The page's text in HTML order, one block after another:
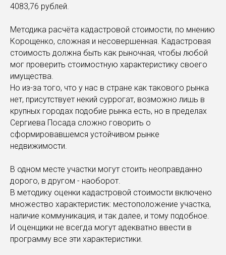
4083,76 рублей.
Методика расчёта кадастровой стоимости, по мнению
Корощенко, сложная и несовершенная. Кадастровая
стоимость должна быть как рыночная, чтобы любой
мог проверить стоимостную характеристику своего
имущества.
Но из-за того, что у нас в стране как такового рынка
нет, присутствует некий суррогат, возможно лишь в
крупных городах подобие рынка есть, но в пределах
Сергиева Посада сложно говорить о
сформировавшемся устойчивом рынке
недвижимости.
В одном месте участки могут стоить неоправданно
дорого, в другом - наоборот.
В методику оценки кадастровой стоимости включено
множество характеристик: местоположение участка,
наличие коммуникация, и так далее, и тому подобное.
И оценщики не всегда могут адекватно ввести в
программу все эти характеристики.